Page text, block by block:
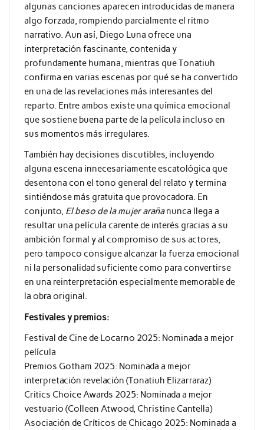
algunas canciones aparecen introducidas de manera
algo forzada, rompiendo parcialmente el ritmo
narrativo. Aun así, Diego Luna ofrece una
interpretación fascinante, contenida y
profundamente humana, mientras que Tonatiuh
confirma en varias escenas por qué se ha convertido
en una de las revelaciones más interesantes del
reparto. Entre ambos existe una química emocional
que sostiene buena parte de la película incluso en
sus momentos más irregulares.
También hay decisiones discutibles, incluyendo
alguna escena innecesariamente escatológica que
desentona con el tono general del relato y termina
sintiéndose más gratuita que provocadora. En
conjunto, El beso de la mujer arañanunca llega a
resultar una película carente de interés gracias a su
ambición formal y al compromiso de sus actores,
pero tampoco consigue alcanzar la fuerza emocional
ni la personalidad suficiente como para convertirse
en una reinterpretación especialmente memorable de
la obra original.
Festivales y premios:
Festival de Cine de Locarno 2025: Nominada a mejor
película
Premios Gotham 2025: Nominada a mejor
interpretación revelación (Tonatiuh Elizarraraz)
Critics Choice Awards 2025: Nominada a mejor
vestuario (Colleen Atwood, Christine Cantella)
Asociación de Críticos de Chicago 2025: Nominada a